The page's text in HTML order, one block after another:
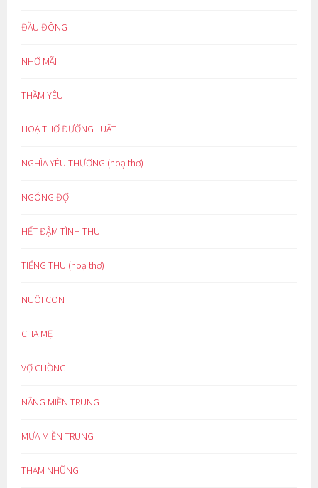
ĐẦU ĐÔNG
NHỚ MÃI
THẦM YÊU
HOẠ THƠ ĐƯỜNG LUẬT
NGHĨA YÊU THƯƠNG (hoạ thơ)
NGÓNG ĐỢI
HẾT ĐẬM TÌNH THU
TIẾNG THU (hoạ thơ)
NUÔI CON
CHA MẸ
VỢ CHỒNG
NẮNG MIỀN TRUNG
MƯA MIỀN TRUNG
THAM NHŨNG